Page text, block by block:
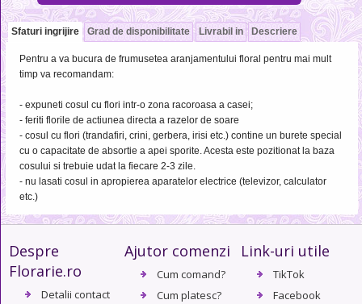
Sfaturi ingrijire Grad de disponibilitate Livrabil in Descriere
Pentru a va bucura de frumusetea aranjamentului floral pentru mai mult
timp va recomandam:
- expuneti cosul cu flori intr-o zona racoroasa a casei;
- feriti florile de actiunea directa a razelor de soare
- cosul cu flori (trandafiri, crini, gerbera, irisi etc.) contine un burete special
cu o capacitate de absortie a apei sporite. Acesta este pozitionat la baza
cosului si trebuie udat la fiecare 2-3 zile.
- nu lasati cosul in apropierea aparatelor electrice (televizor, calculator
etc.)
Despre
Florarie.ro
Detalii contact
Ajutor comenzi
Cum comand?
Cum platesc?
Link-uri utile
TikTok
Facebook